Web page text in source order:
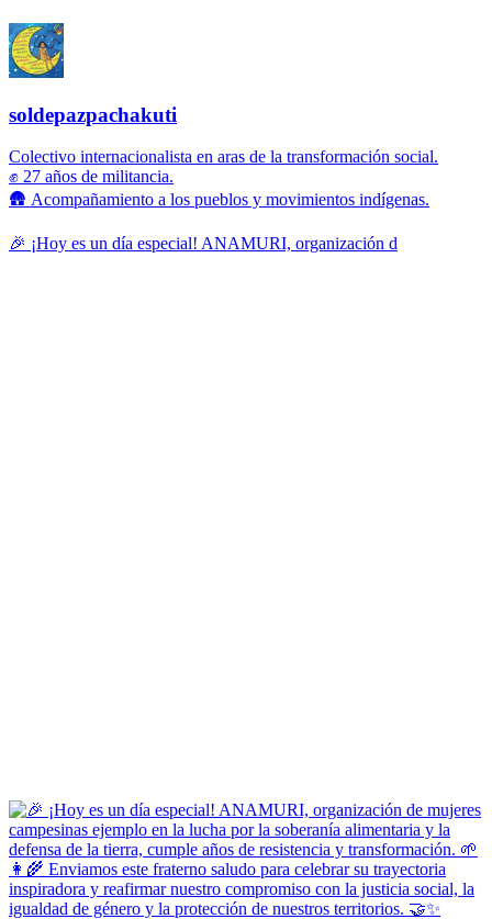
soldepazpachakuti
Colectivo internacionalista en aras de la transformación social.
✊ 27 años de militancia.
🛖 Acompañamiento a los pueblos y movimientos indígenas.
🎉 ¡Hoy es un día especial! ANAMURI, organización d